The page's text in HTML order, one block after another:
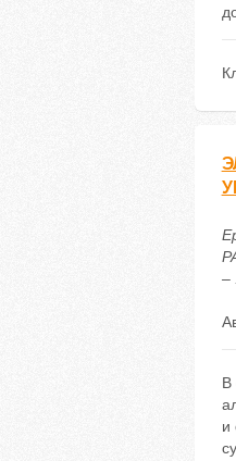
–
В
и